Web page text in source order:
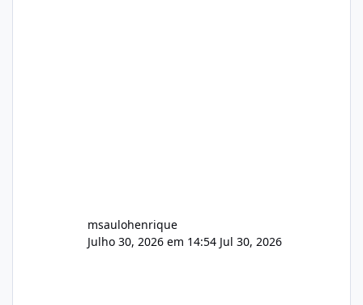
msaulohenrique
Julho 30, 2026 em 14:54 Jul 30, 2026